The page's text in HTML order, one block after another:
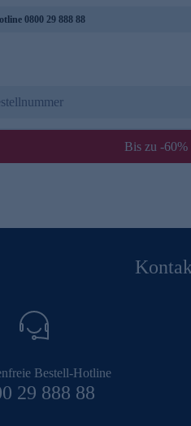
0800 29 888 88
Bis zu -
Bestell-Hotline
29 888 88